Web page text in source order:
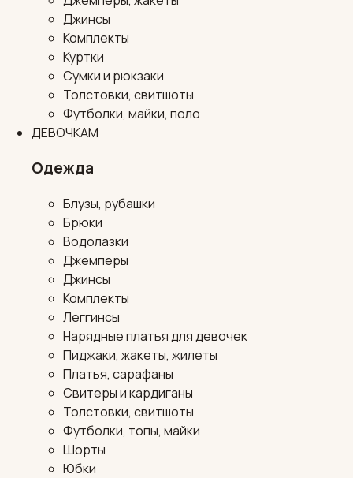
Джинсы
Комплекты
Куртки
Сумки и рюкзаки
Толстовки, свитшоты
Футболки, майки, поло
ДЕВОЧКАМ
Одежда
Блузы, рубашки
Брюки
Водолазки
Джемперы
Джинсы
Комплекты
Леггинсы
Нарядные платья для девочек
Пиджаки, жакеты, жилеты
Платья, сарафаны
Свитеры и кардиганы
Толстовки, свитшоты
Футболки, топы, майки
Шорты
Юбки